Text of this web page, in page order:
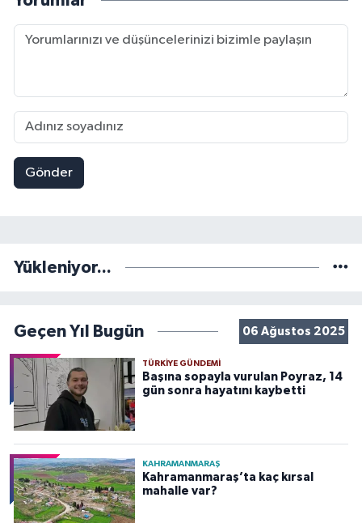
Gönder
Yükleniyor...
Geçen Yıl Bugün 06 Ağustos 2025
TÜRKIYE GÜNDEMI
Başına sopayla vurulan Poyraz, 14
gün sonra hayatını kaybetti
KAHRAMANMARAŞ
Kahramanmaraş’ta kaç kırsal
mahalle var?